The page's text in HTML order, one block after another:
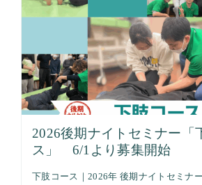
2026後期ナイトセミナー「
ス」 6/1より募集開始
下肢コース｜2026年 後期ナイトセミナ